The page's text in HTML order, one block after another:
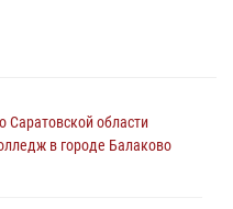
Саратовской области
в городе Балаково